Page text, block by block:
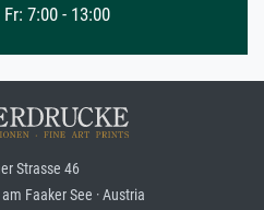
7:00 - 13:00
Strasse 46
Faaker See · Austria